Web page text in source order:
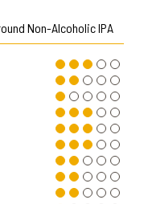
Non-Alcoholic IPA